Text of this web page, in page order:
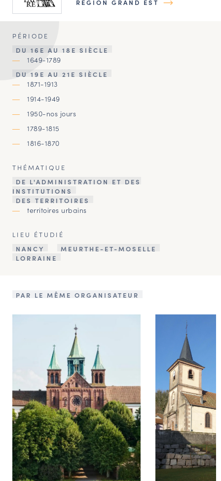
RÉGION GRAND EST
PÉRIODE
DU 16E AU 18E SIÈCLE
1649-1789
DU 19E AU 21E SIÈCLE
1871-1913
1914-1949
1950-nos jours
1789-1815
1816-1870
THÉMATIQUE
DE L'ADMINISTRATION ET DES
INSTITUTIONS
DES TERRITOIRES
territoires urbains
LIEU ÉTUDIÉ
NANCY
MEURTHE-ET-MOSELLE
LORRAINE
PAR LE MÊME ORGANISATEUR